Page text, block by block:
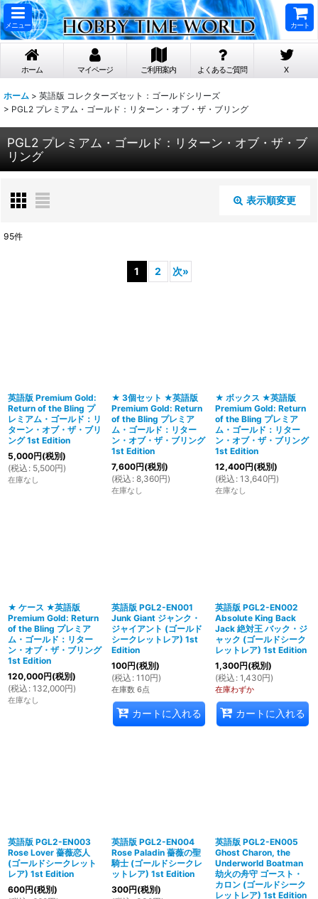
メニュー カート
ホーム マイページ ご利用案内 よくあるご質問 X
ホーム > 英語版 コレクターズセット：ゴールドシリーズ
> PGL2 プレミアム・ゴールド：リターン・オブ・ザ・ブリング
PGL2 プレミアム・ゴールド：リターン・オブ・ザ・ブ
リング
表示順変更
95件
1 2 次»
英語版 Premium Gold:
Return of the Bling プ
レミアム・ゴールド：リ
ターン・オブ・ザ・ブリ
ング 1st Edition
5,000円(税別)
(税込 : 5,500円)
在庫なし
★ 3個セット ★英語版
Premium Gold: Return
of the Bling プレミア
ム・ゴールド：リター
ン・オブ・ザ・ブリング
1st Edition
7,600円(税別)
(税込 : 8,360円)
在庫なし
★ ボックス ★英語版
Premium Gold: Return
of the Bling プレミア
ム・ゴールド：リター
ン・オブ・ザ・ブリング
1st Edition
12,400円(税別)
(税込 : 13,640円)
在庫なし
★ ケース ★英語版
Premium Gold: Return
of the Bling プレミア
ム・ゴールド：リター
ン・オブ・ザ・ブリング
1st Edition
120,000円(税別)
(税込 : 132,000円)
在庫なし
英語版 PGL2-EN001
Junk Giant ジャンク・
ジャイアント (ゴールド
シークレットレア) 1st
Edition
100円(税別)
(税込 : 110円)
在庫数 6点
カートに入れる
英語版 PGL2-EN002
Absolute King Back
Jack 絶対王 バック・ジ
ャック (ゴールドシーク
レットレア) 1st Edition
1,300円(税別)
(税込 : 1,430円)
在庫わずか
カートに入れる
英語版 PGL2-EN003
Rose Lover 薔薇恋人
(ゴールドシークレット
レア) 1st Edition
600円(税別)
英語版 PGL2-EN004
Rose Paladin 薔薇の聖
騎士 (ゴールドシークレ
ットレア) 1st Edition
300円(税別)
英語版 PGL2-EN005
Ghost Charon, the
Underworld Boatman
劫火の舟守 ゴースト・
カロン (ゴールドシーク
レットレア) 1st Edition